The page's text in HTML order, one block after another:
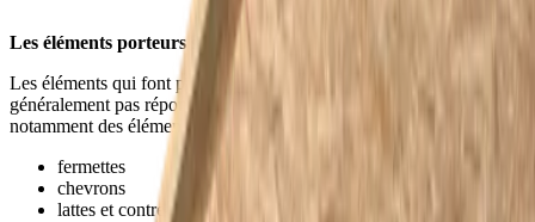
Les éléments porteurs secondaires
Les éléments qui font partie de la structure secondaire ne doivent
généralement pas répondre à une certaine résistance au feu. Il s'agit
notamment des éléments suivants:
fermettes
chevrons
lattes et contre-lattes